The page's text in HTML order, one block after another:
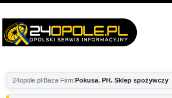
24opole.pl Baza Firm Pokusa. PH. Sklep spożywczy